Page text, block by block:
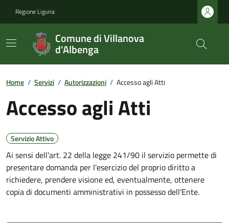
Regione Liguria
Comune di Villanova
d'Albenga
Home / Servizi / Autorizzazioni / Accesso agli Atti
Accesso agli Atti
Servizio Attivo
Ai sensi dell'art. 22 della legge 241/90 il servizio permette di
presentare domanda per l'esercizio del proprio diritto a
richiedere, prendere visione ed, eventualmente, ottenere
copia di documenti amministrativi in possesso dell'Ente.